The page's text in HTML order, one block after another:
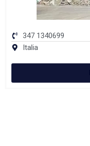
347 1340699
Italia